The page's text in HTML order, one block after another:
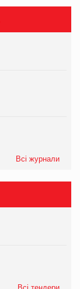
Всі журнали